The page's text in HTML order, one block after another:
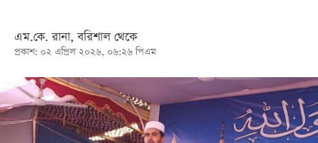
ভিডিও
আর্কাইভ
আজকের
পত্রিকা
এম.কে. রানা, বরিশাল থেকে
প্রকাশ: ০২ এপ্রিল ২০২৬, ০৬:২৬ পিএম